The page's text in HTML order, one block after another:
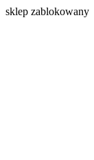
sklep zablokowany